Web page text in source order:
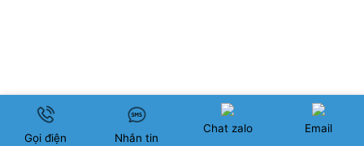
Gọi điện Nhắn tin
Chat zalo Email